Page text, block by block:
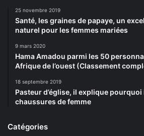
25 novembre 2019
Santé, les graines de papaye, un
naturel pour les femmes mariées
9 mars 2020
Hama Amadou parmi les 50
Afrique de l’ouest (Classement
18 septembre 2019
Pasteur d’église, il explique
chaussures de femme
Catégories